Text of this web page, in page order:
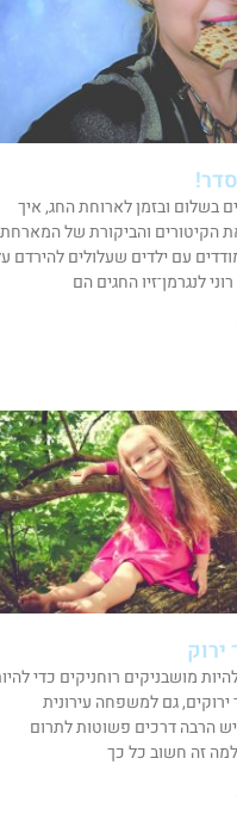
בשלום ובזמן לארוחת החג, איך
הקיטורים והביקורת של
עם ילדים שעלולים להירדם
לנגרמן־זיו החגים הם
ירוק
מושבניקים רוחניקים כדי
ירוקים, גם למשפחה עירונית
הרבה דרכים פשוטות לתרום
זה חשוב כל כך